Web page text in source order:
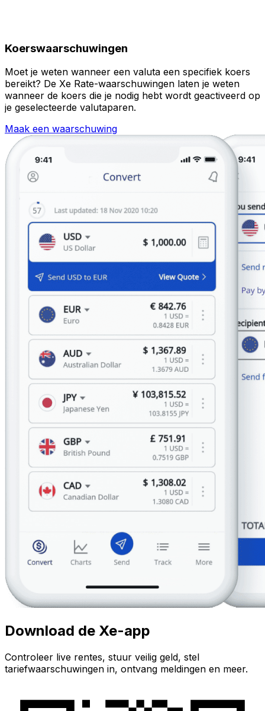
Koerswaarschuwingen
Moet je weten wanneer een valuta een specifiek koers
bereikt? De Xe Rate-waarschuwingen laten je weten
wanneer de koers die je nodig hebt wordt geactiveerd op
je geselecteerde valutaparen.
Maak een waarschuwing
Download de Xe-app
Controleer live rentes, stuur veilig geld, stel
tariefwaarschuwingen in, ontvang meldingen en meer.